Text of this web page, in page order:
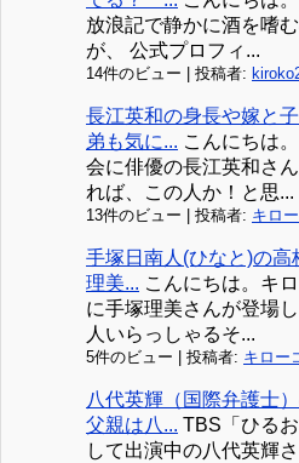
放浪記で静かに酒を嗜
が、 公式プロフィ...
14件のビュー | 投稿者:
長江英和の身長や嫁と
弟も気に... こんにちは
会に俳優の長江英和さ
れば、この人か！と思...
13件のビュー | 投稿者: キロ
手塚日南人(ひなと)の
理美... こんにちは。キ
に手塚理美さんが登場
人いらっしゃるそ...
5件のビュー | 投稿者: キロー
八代英輝（国際弁護士
父親は八... TBS「ひる
して出演中の八代英輝